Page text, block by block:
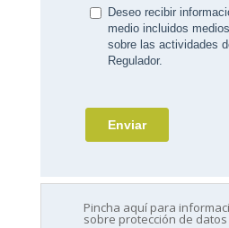
Pincha aquí para
sobre protección de datos